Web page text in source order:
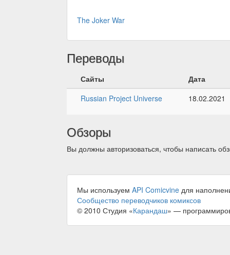
The Joker War
Переводы
Сайты
Дата
Russian Project Universe
18.02.2021
Обзоры
Вы должны авторизоваться, чтобы написать
Мы используем API Comicvine для
Сообщество переводчиков комиксов
© 2010 Студия «Карандаш» —